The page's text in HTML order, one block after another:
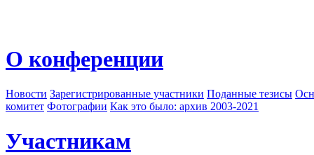
О конференции
Новости Зарегистрированные участники Поданные тезисы
комитет Фотографии Как это было: архив 2003-2021
Участникам